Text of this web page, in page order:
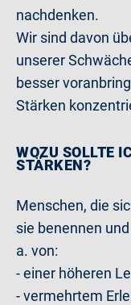
nachdenken.
Wir sind davon
unserer
besser
Stärken
WOZU SOLLTE
STÄRKEN?
Menschen, die
sie benennen
a. von:
- einer höheren
- vermehrtem